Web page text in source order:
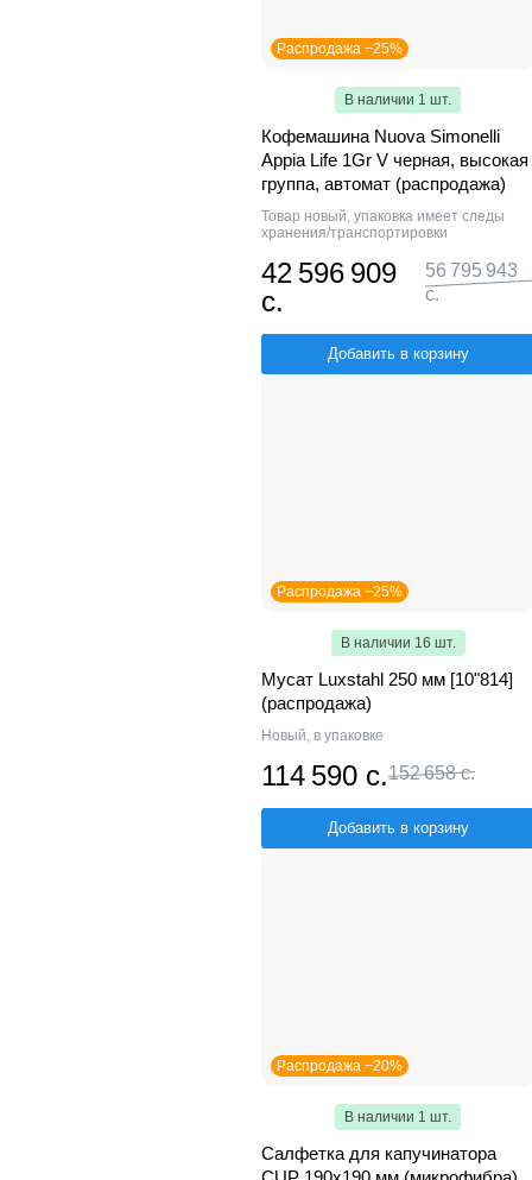
Распродажа −25%
В наличии 1 шт.
Кофемашина Nuova Simonelli
Appia Life 1Gr V черная, высокая
группа, автомат (распродажа)
Товар новый, упаковка имеет следы
хранения/транспортировки
42 596 909
с.
56 795 943
с.
Добавить в корзину
Распродажа −25%
В наличии 16 шт.
Мусат Luxstahl 250 мм [10"814]
(распродажа)
Новый, в упаковке
114 590 с.152 658 с.
Добавить в корзину
Распродажа −20%
В наличии 1 шт.
Салфетка для капучинатора